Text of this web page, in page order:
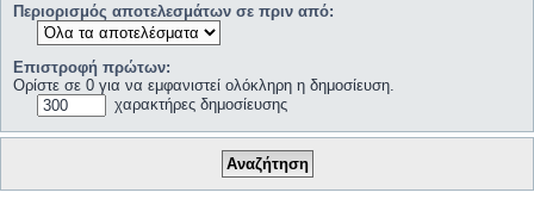
Περιορισμός αποτελεσμάτων σε πριν από:
Επιστροφή πρώτων:
Ορίστε σε 0 για να εμφανιστεί ολόκληρη η δημοσίευση.
χαρακτήρες δημοσίευσης